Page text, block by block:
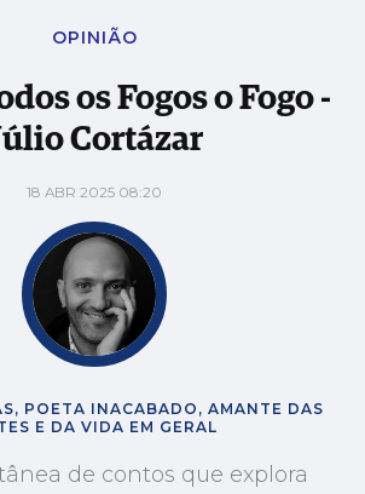
OPINIÃO
os Fogos o Fogo -
Cortázar
18 ABR 2025 08:20
POETA INACABADO, AMANTE DAS
E DA VIDA EM GERAL
de contos que explora